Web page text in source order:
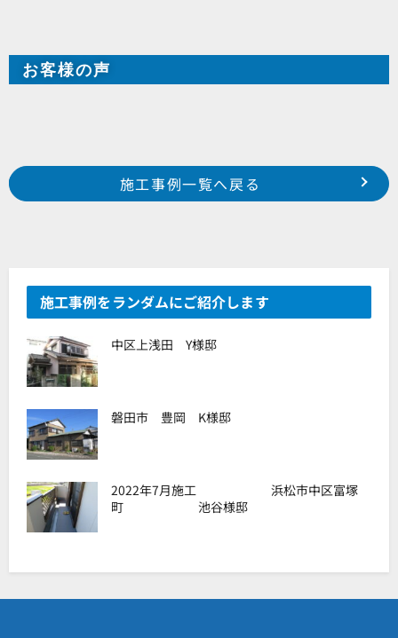
お客様の声
Prev 施工事例一覧へ戻る
施工事例をランダムにご紹介します
中区上浅田 Y様邸
磐田市 豊岡 K様邸
2022年7月施工 浜松市中区富塚
町 池谷様邸